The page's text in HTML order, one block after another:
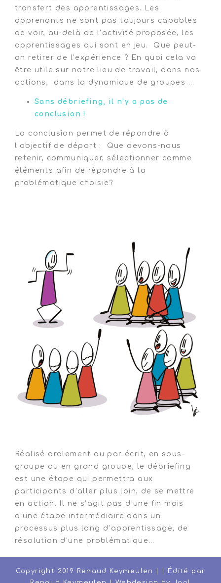
transfert des apprentissages. Les
apprenants ne sont pas toujours capables
de voir, au-delà de l’activité proposée, les
apprentissages qui sont en jeu. Que peut-
on retirer de l’expérience ? En quoi cela va
être utile sur notre lieu de travail, dans nos
actions, dans la dynamique de groupes …
Sans débriefing, il n’y a pas de
conclusion !
La conclusion permet de répondre à
l’objectif de départ : Que devons-nous
retenir, communiquer, sélectionner comme
éléments afin de répondre à la
problématique choisie?
Réalisé oralement ou par écrit, en sous-
groupe ou en grand groupe, le débriefing
est une étape qui permettra aux
participants d’aller plus loin, de se mettre
en action. Il ne s’agit pas d’une fin mais
d’une étape intermédiaire dans un
processus plus long d’apprentissage, de
résolution d’une problématique…
Copyright 2019 Renaud Keymeulen | | Édité par